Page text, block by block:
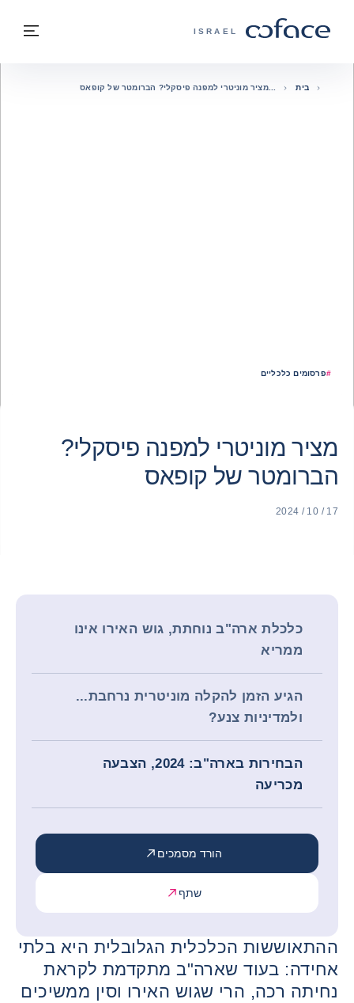
COFACE - אתר הקבוצה
ISRAEL
בחזרה לעמוד הבית
#פרסומים כלכליים
בית מציר מוניטרי למפנה פיסקלי? הברומטר של קופאס
מציר מוניטרי למפנה פיסקלי?
הברומטר של קופאס
17 / 10 / 2024
כלכלת ארה"ב נוחתת, גוש האירו אינו
ממריא
הגיע הזמן להקלה מוניטרית נרחבת...
ולמדיניות צנע?
הבחירות בארה"ב: 2024, הצבעה
מכריעה
הורד מסמכים
שתף
ההתאוששות הכלכלית הגלובלית היא בלתי
אחידה: בעוד שארה"ב מתקדמת לקראת
נחיתה רכה, הרי שגוש האירו וסין ממשיכים